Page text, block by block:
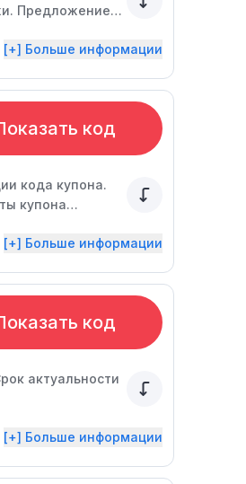
Предложение
[+] Больше информации
код
кода купона.
купона
[+] Больше информации
код
актуальности
[+] Больше информации